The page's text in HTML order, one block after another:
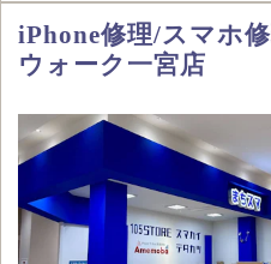
iPhone修理/スマホ
ウォーク一宮店